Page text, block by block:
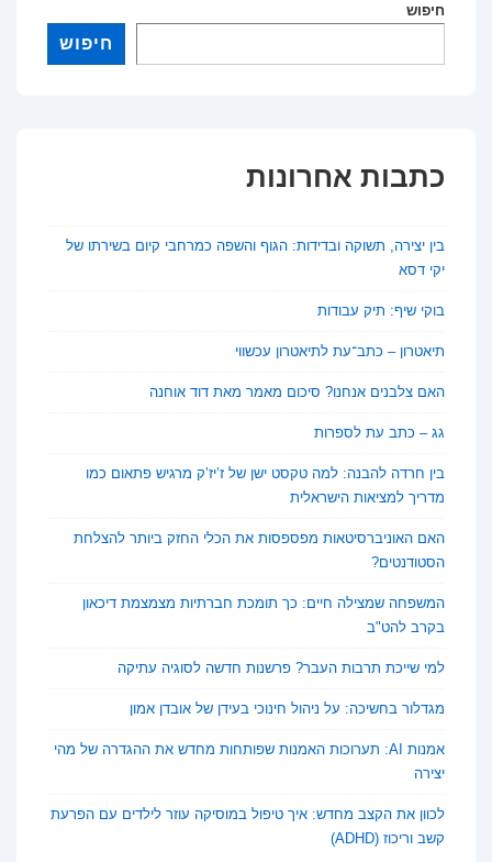
לספרות
חיפוש
חיפוש
כתבות אחרונות
בין יצירה, תשוקה ובדידות: הגוף והשפה כמרחבי קיום בשירתו של
יקי דסא
בוקי שיף: תיק עבודות
תיאטרון – כתב־עת לתיאטרון עכשווי
האם צלבנים אנחנו? סיכום מאמר מאת דוד אוחנה
גג – כתב עת לספרות
בין חרדה להבנה: למה טקסט ישן של ז’יז’ק מרגיש פתאום כמו
מדריך למציאות הישראלית
האם האוניברסיטאות מפספסות את הכלי החזק ביותר להצלחת
הסטודנטים?
המשפחה שמצילה חיים: כך תומכת חברתיות מצמצמת דיכאון
בקרב להט"ב
למי שייכת תרבות העבר? פרשנות חדשה לסוגיה עתיקה
מגדלור בחשיכה: על ניהול חינוכי בעידן של אובדן אמון
אמנות AI: תערוכות האמנות שפותחות מחדש את ההגדרה של מהי
יצירה
לכוון את הקצב מחדש: איך טיפול במוסיקה עוזר לילדים עם הפרעת
קשב וריכוז (ADHD)